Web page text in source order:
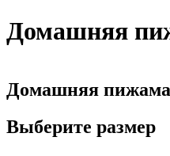
Домашняя
Домашняя
Выберите размер